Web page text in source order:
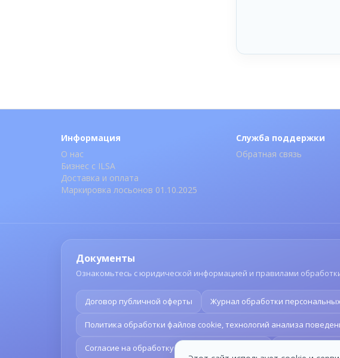
Информация
О нас
Бизнес с ILSA
Доставка и оплата
Маркировка лосьонов 01.10.2025
Служба поддержки
Обратная связь
Документы
Ознакомьтесь с юридической информацией и правилами
Договор публичной оферты Журнал обработки
Политика обработки файлов cookie, технологий анализа
Согласие на обработку персональных данных